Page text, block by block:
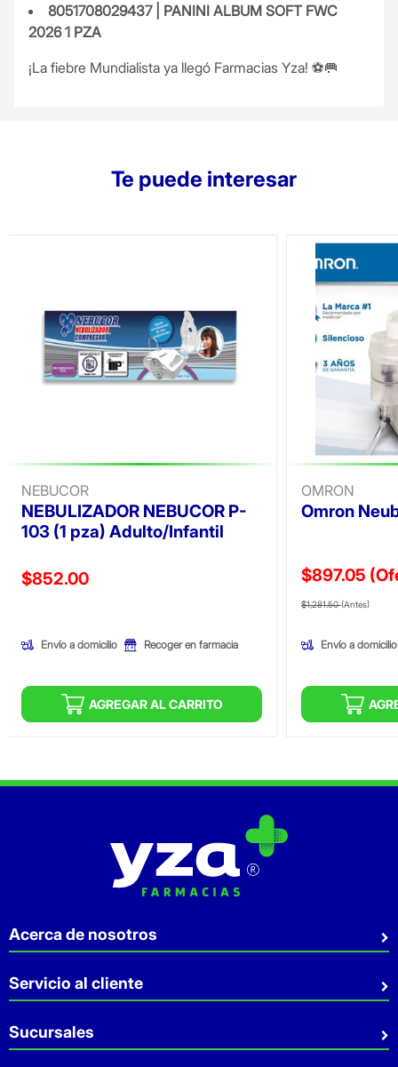
8051708029437 | PANINI ALBUM SOFT FWC
2026 1 PZA
¡La fiebre Mundialista ya llegó Farmacias Yza! ⚽️🥅
Te puede interesar
NEBUCOR
NEBULIZADOR NEBUCOR P-
103 (1 pza) Adulto/Infantil
Precio reducido de
$852.00
Envío a domicilio Recoger en farmacia
AGREGAR AL CARRITO
OMRON
Omron
$897.05
Precio
$1,281.50(Antes)
Envío a domicilio
Acerca de nosotros
Quiénes somos
Sostenibilidad
Aviso de privacidad
Servicio al cliente
Preguntas Frecuentes
Contacto
Sucursales